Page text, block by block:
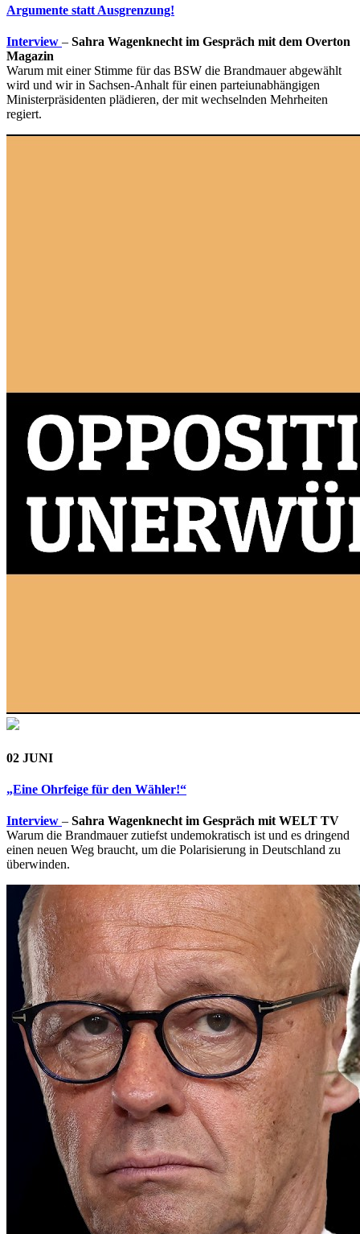
Argumente statt Ausgrenzung!
Interview – Sahra Wagenknecht im Gespräch mit dem Overton
Magazin
Warum mit einer Stimme für das BSW die Brandmauer abgewählt
wird und wir in Sachsen-Anhalt für einen parteiunabhängigen
Ministerpräsidenten plädieren, der mit wechselnden Mehrheiten
regiert.
02 JUNI
„Eine Ohrfeige für den Wähler!“
Interview – Sahra Wagenknecht im Gespräch mit WELT TV
Warum die Brandmauer zutiefst undemokratisch ist und es dringend
einen neuen Weg braucht, um die Polarisierung in Deutschland zu
überwinden.